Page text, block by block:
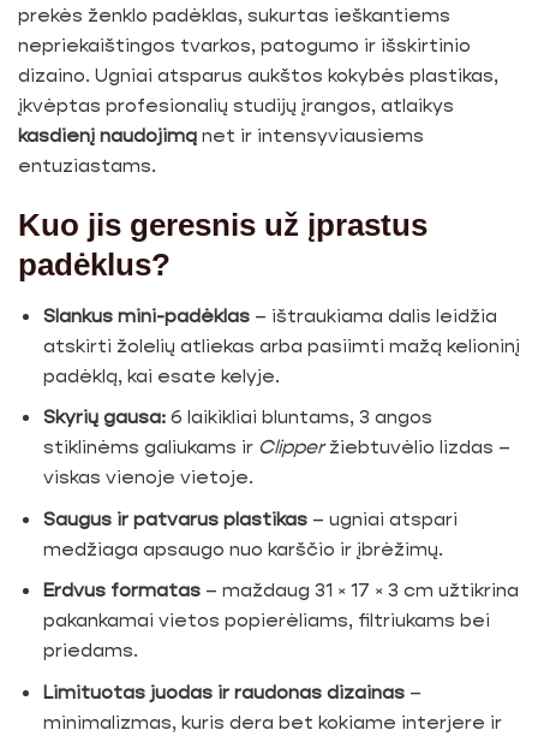
prekės ženklo padėklas, sukurtas ieškantiems
nepriekaištingos tvarkos, patogumo ir išskirtinio
dizaino. Ugniai atsparus aukštos kokybės plastikas,
įkvėptas profesionalių studijų įrangos, atlaikys
kasdienį naudojimąnet ir intensyviausiems
entuziastams.
Kuo jis geresnis už įprastus
padėklus?
Slankus mini-padėklas– ištraukiama dalis leidžia
atskirti žolelių atliekas arba pasiimti mažą kelioninį
padėklą, kai esate kelyje.
Skyrių gausa:6 laikikliai bluntams, 3 angos
stiklinėms galiukams ir Clipperžiebtuvėlio lizdas –
viskas vienoje vietoje.
Saugus ir patvarus plastikas– ugniai atspari
medžiaga apsaugo nuo karščio ir įbrėžimų.
Erdvus formatas– maždaug 31 × 17 × 3 cm užtikrina
pakankamai vietos popierėliams, filtriukams bei
priedams.
Limituotas juodas ir raudonas dizainas–
minimalizmas, kuris dera bet kokiame interjere ir